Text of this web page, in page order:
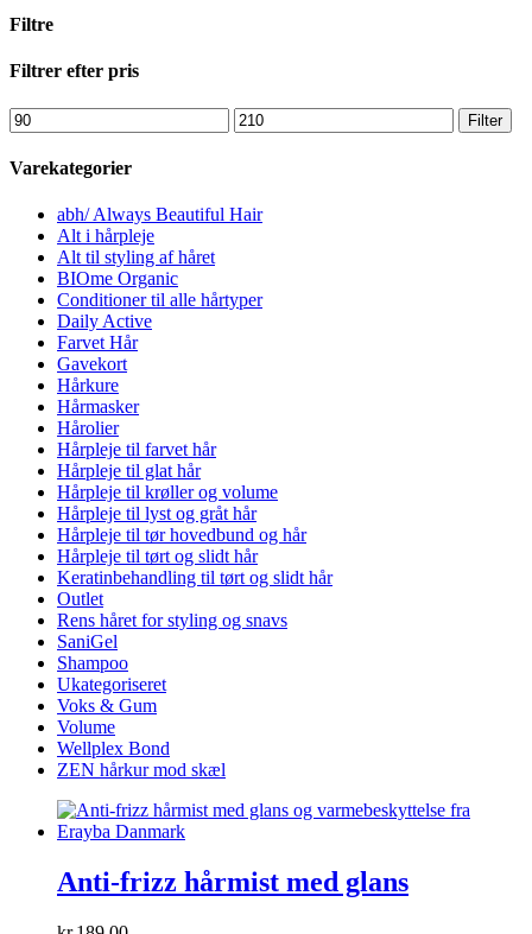
Filtre
Close
Filtrer efter pris
Mindste
pris
Højeste
pris
Filter
Varekategorier
abh/ Always Beautiful Hair
Alt i hårpleje
Alt til styling af håret
BIOme Organic
Conditioner til alle hårtyper
Daily Active
Farvet Hår
Gavekort
Hårkure
Hårmasker
Hårolier
Hårpleje til farvet hår
Hårpleje til glat hår
Hårpleje til krøller og volume
Hårpleje til lyst og gråt hår
Hårpleje til tør hovedbund og hår
Hårpleje til tørt og slidt hår
Keratinbehandling til tørt og slidt hår
Outlet
Rens håret for styling og snavs
SaniGel
Shampoo
Ukategoriseret
Voks & Gum
Volume
Wellplex Bond
ZEN hårkur mod skæl
Anti-frizz hårmist med glans